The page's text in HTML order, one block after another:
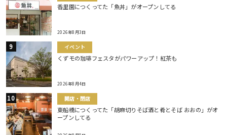
香里園につくってた「魚丼」がオープンしてる
2026年8月3日
イベント
くずモの珈琲フェスタがパワーアップ！紅茶も
2026年8月4日
開店・閉店
東船橋につくってた「胡麻切りそば酒と肴とそば おおの」がオ
ープンしてる